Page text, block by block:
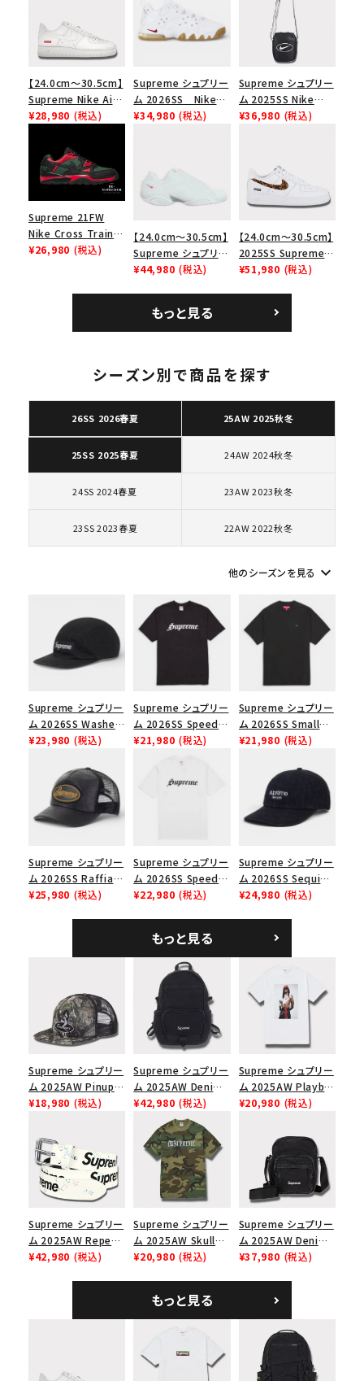
キーワードから探す
search
人気ワード 2026SS
Tシャツ・ロングスリーブ
カテゴリーから探す
シーズンから探す
価格から探す
円 ～
在庫のない商品を表示する
【24.0cm～30.5cm】
Supreme Nike Air
Force 1 Low シュプ
ース１スニーカー シ
ューズ ホワイト
¥28,980 (税込)
Supreme シュプリー
ム 2026SS Nike
SB Air Max 2 CB 94
¥34,980 (税込)
Supreme シュプリー
ム 2025SS Nike
Leather Shoulder
¥36,980 (税込)
Supreme 21FW
Nike Cross Trainer
Low ナイキクロスト
¥26,980 (税込)
【24.0cm～30.5cm】
Supreme シュプリー
ム 2023AW Nike
カー ホワイト 白
¥44,980 (税込)
【24.0cm～30.5cm】
2025SS Supreme
GOODENOUGH
ムグッドイナフ ナイキ
エアフォース１スニー
ト
¥51,980 (税込)
もっと見る
シーズン別で商品を探す
26SS 2026春夏 25AW 2025秋冬
25SS 2025春夏 24AW 2024秋冬
24SS 2024春夏 23AW 2023秋冬
23SS 2023春夏 22AW 2022秋冬
他のシーズンを見る keyboard_arrow_down
Supreme シュプリー
ム 2026SS Washed
Chino Twill Camp
ノツイル キャンプキャ
ップ ブラック
¥23,980 (税込)
Supreme シュプリー
ム 2026SS Speed
Tee スピードTシャツ
¥21,980 (税込)
Supreme シュプリー
ム 2026SS Small
Box Tee スモールボ
¥21,980 (税込)
Supreme シュプリー
ム 2026SS Raffia
Mesh Back 5-Panel
¥25,980 (税込)
Supreme シュプリー
ム 2026SS Speed
Tee スピードTシャツ
¥22,980 (税込)
Supreme シュプリー
ム 2026SS Sequin
Denim Classic
シックロゴ 6パネルキ
ャップ ブラック
¥24,980 (税込)
もっと見る
Supreme シュプリー
ム 2025AW Pinup
Mesh Back 5-Panel
ュバック 5パネルキャ
ップ トゥルーティン
バーHTC フォールカ
¥18,980 (税込)
Supreme シュプリー
ム 2025AW Denim
Backpack デニム バ
ックパック ブラック
¥42,980 (税込)
Supreme シュプリー
ム 2025AW Playboi
Carti Tee プレイボ
¥20,980 (税込)
Supreme シュプリー
ム 2025AW Repeat
Leather Belt リピー
¥42,980 (税込)
Supreme シュプリー
ム 2025AW Skull
Tee スカル Tシャ
¥20,980 (税込)
Supreme シュプリー
ム 2025AW Denim
Shoulder Bag デニ
¥37,980 (税込)
もっと見る